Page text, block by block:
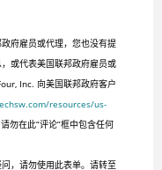
府雇员或代理，您也没有提
或代表美国联邦政府雇员或
Inc. 向美国联邦政府客户
resources/us-
勿在此“评论”框中包含任何
，请勿使用此表单。请转至